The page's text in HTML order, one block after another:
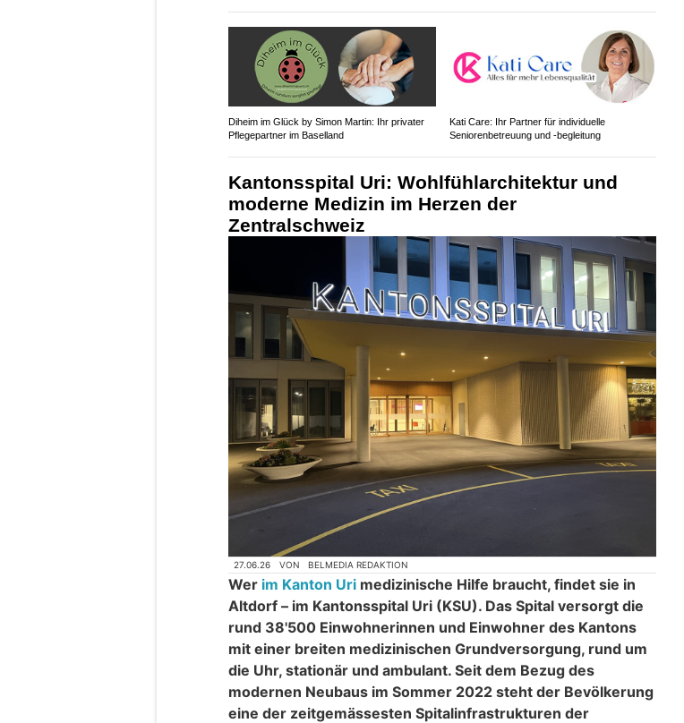
Diheim im Glück by Simon Martin: Ihr privater
Pflegepartner im Baselland
Kati Care: Ihr Partner für individuelle
Seniorenbetreuung und -begleitung
Kantonsspital Uri: Wohlfühlarchitektur und
moderne Medizin im Herzen der
Zentralschweiz
27.06.26 VON BELMEDIA REDAKTION
Wer im Kanton Uri medizinische Hilfe braucht, findet sie in
Altdorf – im Kantonsspital Uri (KSU). Das Spital versorgt die
rund 38'500 Einwohnerinnen und Einwohner des Kantons
mit einer breiten medizinischen Grundversorgung, rund um
die Uhr, stationär und ambulant. Seit dem Bezug des
modernen Neubaus im Sommer 2022 steht der Bevölkerung
eine der zeitgemässesten Spitalinfrastrukturen der